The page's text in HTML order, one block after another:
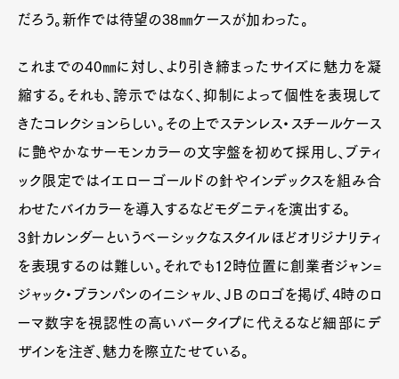
Art&DesignWatchFashion
ProductCulture Lifestyle
だろう。新作では待望の38㎜ケースが加わった。
これまでの40㎜に対し、より引き締まったサイズに魅力を凝
縮する。それも、誇示ではなく、抑制によって個性を表現して
きたコレクションらしい。その上でステンレス・スチールケース
に艶やかなサーモンカラーの文字盤を初めて採用し、ブティ
ック限定ではイエローゴールドの針やインデックスを組み合
わせたバイカラーを導入するなどモダニティを演出する。
3針カレンダーというベーシックなスタイルほどオリジナリティ
を表現するのは難しい。それでも12時位置に創業者ジャン=
ジャック・ブランパンのイニシャル、ＪＢのロゴを掲げ、4時のロ
ーマ数字を視認性の高いバータイプに代えるなど細部にデ
ザインを注ぎ、魅力を際立たせている。